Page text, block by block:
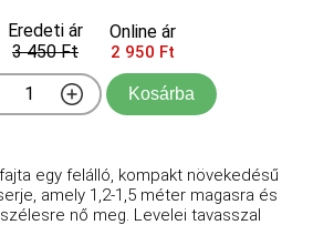
Eredeti ár
3 450 Ft
Online ár
2 950 Ft
Kosárba
egy felálló, kompakt növekedésű
amely 1,2-1,5 méter magasra és
nő meg. Levelei tavasszal